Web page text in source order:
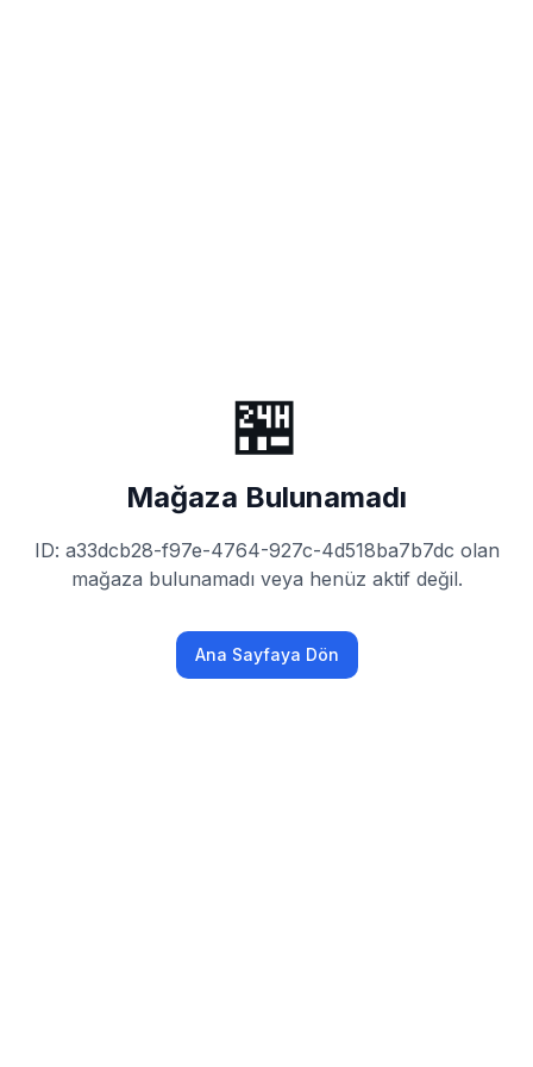
🏪
Mağaza Bulunamadı
ID: a33dcb28-f97e-4764-927c-4d518ba7b7dc olan
mağaza bulunamadı veya henüz aktif değil.
Ana Sayfaya Dön